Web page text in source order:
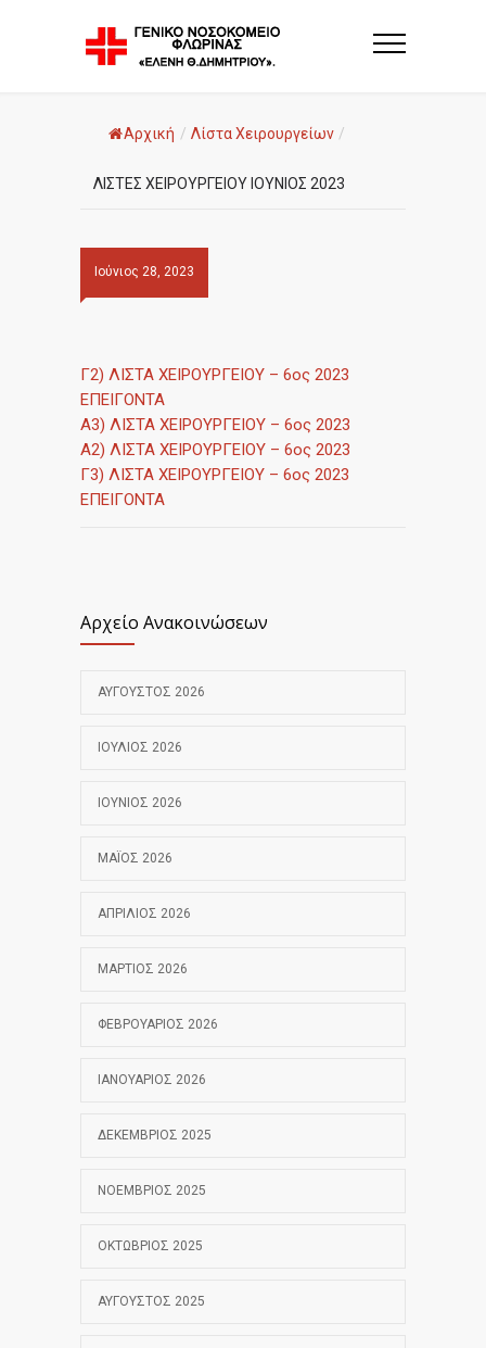
Αρχική / Λίστα Χειρουργείων /
ΛΙΣΤΕΣ ΧΕΙΡΟΥΡΓΕΙΟΥ ΙΟΥΝΙΟΣ 2023
Ιούνιος 28, 2023
Γ2) ΛΙΣΤΑ ΧΕΙΡΟΥΡΓΕΙΟΥ – 6ος 2023
ΕΠΕΙΓΟΝΤΑ
Α3) ΛΙΣΤΑ ΧΕΙΡΟΥΡΓΕΙΟΥ – 6ος 2023
Α2) ΛΙΣΤΑ ΧΕΙΡΟΥΡΓΕΙΟΥ – 6ος 2023
Γ3) ΛΙΣΤΑ ΧΕΙΡΟΥΡΓΕΙΟΥ – 6ος 2023
ΕΠΕΙΓΟΝΤΑ
Αρχείο Ανακοινώσεων
ΑΎΓΟΥΣΤΟΣ 2026
ΙΟΎΛΙΟΣ 2026
ΙΟΎΝΙΟΣ 2026
ΜΆΙΟΣ 2026
ΑΠΡΊΛΙΟΣ 2026
ΜΆΡΤΙΟΣ 2026
ΦΕΒΡΟΥΆΡΙΟΣ 2026
ΙΑΝΟΥΆΡΙΟΣ 2026
ΔΕΚΈΜΒΡΙΟΣ 2025
ΝΟΈΜΒΡΙΟΣ 2025
ΟΚΤΏΒΡΙΟΣ 2025
ΑΎΓΟΥΣΤΟΣ 2025